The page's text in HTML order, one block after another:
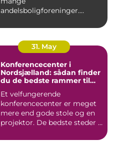
andelsboligforeninger.
31. May
Konferencecenter i
Nordsjælland: sådan finder
du de bedste rammer til
Et velfungerende
konferencecenter er meget
mere end gode stole og en
projektor. De bedste steder i